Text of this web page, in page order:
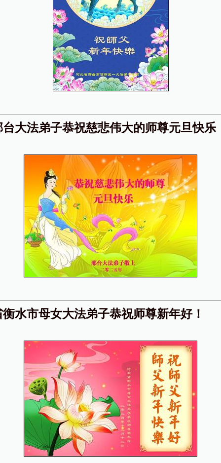
大法弟子恭祝慈悲伟大的师尊元旦快乐
水市母女大法弟子恭祝师尊新年好！